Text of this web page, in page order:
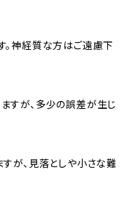
。神経質な方はご遠慮下
すが、多少の誤差が生じ
が、見落としや小さな難